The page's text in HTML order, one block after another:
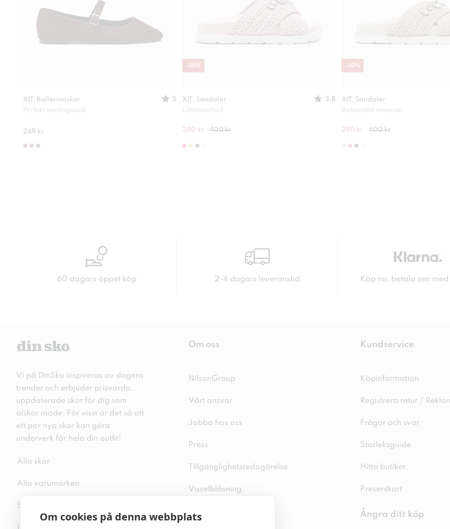
Om cookies på denna webbplats
XIT, Ballerinaskor
5
Perfekt vardagslook
249 kr
XIT, Sandaler
3.8
Lättmatchad
280 kr 400 kr
-30%
XIT, Sandaler
Dekorativt material
280 kr 400 kr
-30%
60 dagars öppet köp 2-4 dagars leveranstid Köp nu, betala sen
Vi på DinSko inspireras av dagens
trender och erbjuder prisvärda,
uppdaterade skor för dig som
älskar mode. För visst är det så att
ett par nya skor kan göra
underverk för hela din outfit!
Alla skor
Alla varumärken
Sitemap
Om oss
NilsonGroup
Vårt ansvar
Jobba hos oss
Press
Tillgänglighetsredogörelse
Visselblåsning
Kundservice
Köpinformation
Registrera retur /
Frågor och svar
Storleksguide
Hitta butiker
Presentkort
Ångra ditt köp